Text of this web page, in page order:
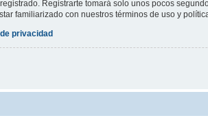
Registrarte tomará solo unos pocos
familiarizado con nuestros términos de uso y
privacidad